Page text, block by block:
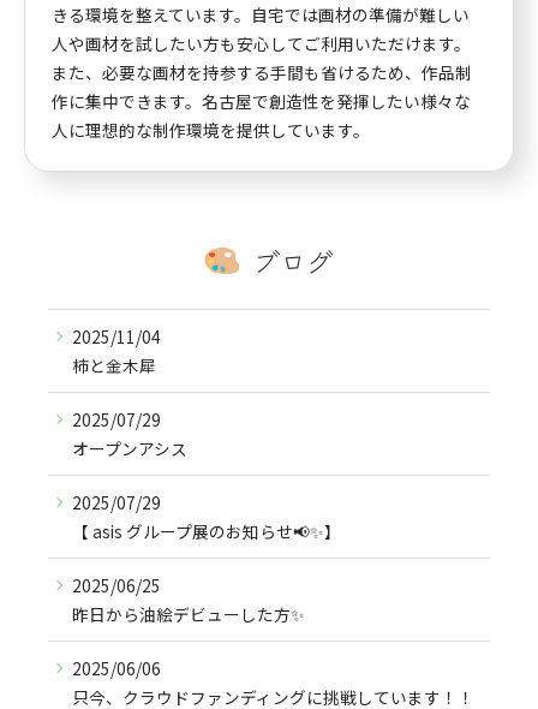
きる環境を整えています。自宅では画材の準備が難しい
人や画材を試したい方も安心してご利用いただけます。
また、必要な画材を持参する手間も省けるため、作品制
作に集中できます。名古屋で創造性を発揮したい様々な
人に理想的な制作環境を提供しています。
ブログ
2025/11/04
柿と金木犀
2025/07/29
オープンアシス
2025/07/29
【 asis グループ展のお知らせ📢✨】
2025/06/25
昨日から油絵デビューした方✨
2025/06/06
只今、クラウドファンディングに挑戦しています！！